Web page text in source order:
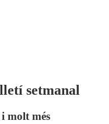
setmanal
molt més